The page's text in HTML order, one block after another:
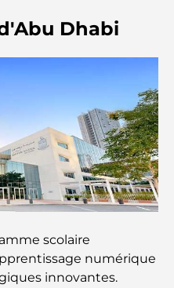
de Jumeirah Golf
Tradition Meets
Guide des meilleurs cafés
de Dubaï : Ma
immobilier à Dubaï : le
Dhabi
scolaire
numérique
innovantes.